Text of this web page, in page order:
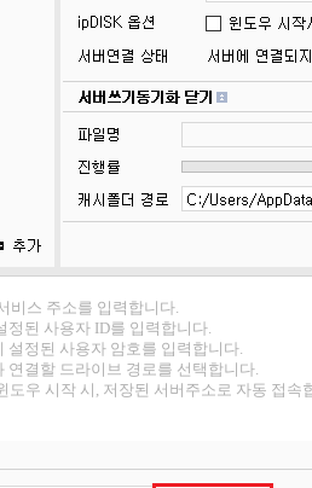
비스 주소를 입력합니다.
정된 사용자 ID를 입력합니다.
설정된 사용자 암호를 입력합니다.
연결할 드라이브 경로를 선택합니다.
도우 시작 시, 저장된 서버주소로 자동 접속